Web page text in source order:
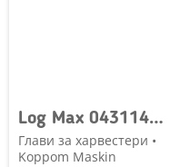
Log Max 043114 Höger Kvistkniv , Delimbing knife 6000B
Глави за харвестери •
Koppom Maskin